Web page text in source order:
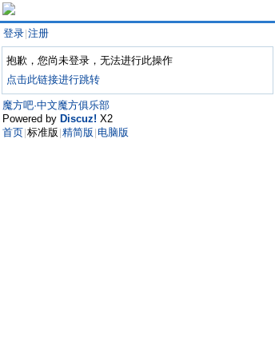
登录 注册
抱歉，您尚未登录，无法进行此操作
点击此链接进行跳转
魔方吧·中文魔方俱乐部
Powered by Discuz! X2
首页 标准版 精简版 电脑版